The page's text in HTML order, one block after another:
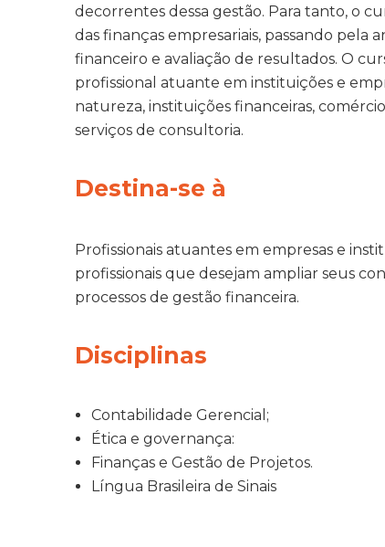
decorrentes dessa gestão. Para tanto, o
das finanças empresariais, passando pela
financeiro e avaliação de resultados. O
profissional atuante em instituições e
natureza, instituições financeiras,
serviços de consultoria.
Destina-se à
Profissionais atuantes em empresas e
profissionais que desejam ampliar seus
processos de gestão financeira.
Disciplinas
Contabilidade Gerencial;
Ética e governança:
Finanças e Gestão de Projetos.
Língua Brasileira de Sinais